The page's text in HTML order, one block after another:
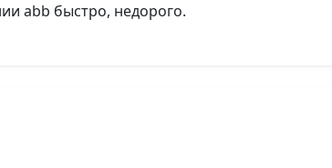
abb быстро, недорого.